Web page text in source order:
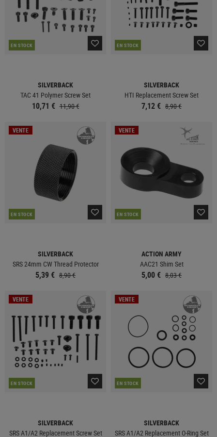
EN STOCK
SILVERBACK
TAC 41 Polymer Screw Set
10,71 € 11,90 €
EN STOCK
SILVERBACK
HTI Replacement Screw Set
7,12 € 8,90 €
VENTE
EN STOCK
SILVERBACK
SRS 24mm CW Thread Protector
5,39 € 8,90 €
VENTE
EN STOCK
ACTION ARMY
AAC21 Shim Set
5,00 € 8,03 €
VENTE
EN STOCK
SILVERBACK
SRS A1/A2 Replacement Screw Set
VENTE
EN STOCK
SILVERBACK
SRS A1/A2 Replacement O-Ring Set